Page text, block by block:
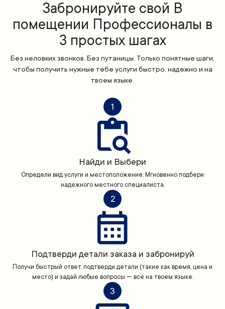
Забронируйте свой В
помещении Профессионалы в
3 простых шагах
Без неловких звонков. Без путаницы. Только понятные шаги,
чтобы получить нужные тебе услуги быстро, надежно и на
твоем языке.
1
Найди и Выбери
Определи вид услуги и местоположение. Мгновенно подбери
надежного местного специалиста.
2
Подтверди детали заказа и забронируй
Получи быстрый ответ, подтверди детали (такие как время, цена и
место) и задай любые вопросы — всё на твоем языке.
3